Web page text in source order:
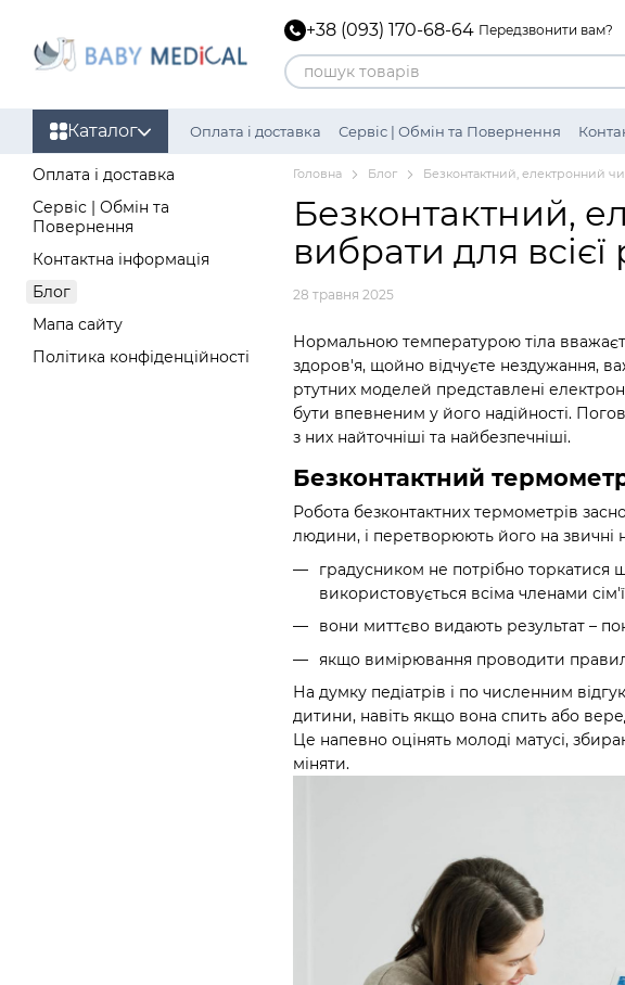
+38 (093) 170-68-64 Передзвонити вам?
Каталог Оплата і доставка Сервіс | Обмін та Повернення
Головна Блог Безконтактний, електронний
Безконтактний,
вибрати для
28 травня 2025
Нормальною температурою тіла
здоров'я, щойно відчуєте нездужання,
ртутних моделей представлені
бути впевненим у його надійності.
з них найточніші та найбезпечніші.
Безконтактний
Робота безконтактних термометрів
людини, і перетворюють його на
градусником не потрібно торкатися
використовується всіма членами
вони миттєво видають результат –
якщо вимірювання проводити
На думку педіатрів і по численним
дитини, навіть якщо вона спить або
Це напевно оцінять молоді матусі,
міняти.
Оплата і доставка
Сервіс | Обмін та
Повернення
Контактна інформація
Блог
Мапа сайту
Політика конфіденційності